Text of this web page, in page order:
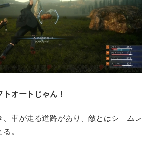
オートじゃん！
、車が走る道路があり、敵とはシームレ
。